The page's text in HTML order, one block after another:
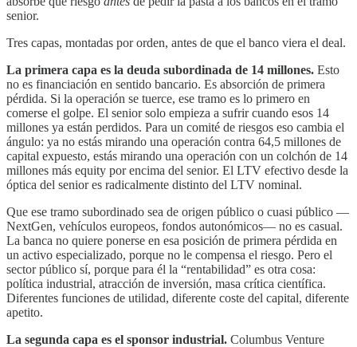
senior.
Tres capas, montadas por orden, antes de que el banco viera el deal.
La primera capa es la deuda subordinada de 14 millones. Esto
no es financiación en sentido bancario. Es absorción de primera
pérdida. Si la operación se tuerce, ese tramo es lo primero en
comerse el golpe. El senior solo empieza a sufrir cuando esos 14
millones ya están perdidos. Para un comité de riesgos eso cambia el
ángulo: ya no estás mirando una operación contra 64,5 millones de
capital expuesto, estás mirando una operación con un colchón de 14
millones más equity por encima del senior. El LTV efectivo desde la
óptica del senior es radicalmente distinto del LTV nominal.
Que ese tramo subordinado sea de origen público o cuasi público —
NextGen, vehículos europeos, fondos autonómicos— no es casual.
La banca no quiere ponerse en esa posición de primera pérdida en
un activo especializado, porque no le compensa el riesgo. Pero el
sector público sí, porque para él la “rentabilidad” es otra cosa:
política industrial, atracción de inversión, masa crítica científica.
Diferentes funciones de utilidad, diferente coste del capital, diferente
apetito.
La segunda capa es el sponsor industrial. Columbus Venture